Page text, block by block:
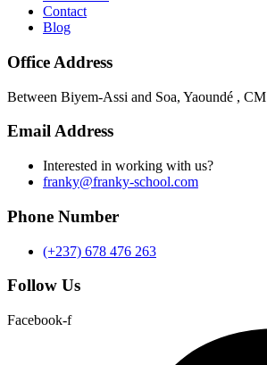
Contact
Blog
Office Address
Between Biyem-Assi and Soa, Yaoundé , CM
Email Address
Interested in working with us?
franky@franky-school.com
Phone Number
(+237) 678 476 263
Follow Us
Facebook-f